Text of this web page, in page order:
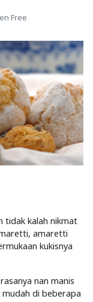
Free
tidak kalah nikmat
amaretti
kukisnya
nan manis
mudah di beberapa